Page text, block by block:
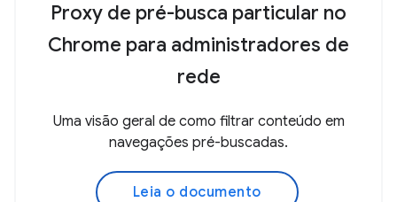
Proxy de pré-busca particular no
Chrome para administradores de
rede
Uma visão geral de como filtrar conteúdo em
navegações pré-buscadas.
Leia o documento